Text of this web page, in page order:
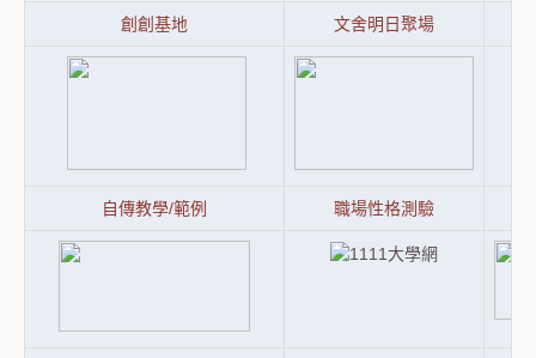
創創基地 文舍明日聚場
自傳教學/範例 職場性格測驗